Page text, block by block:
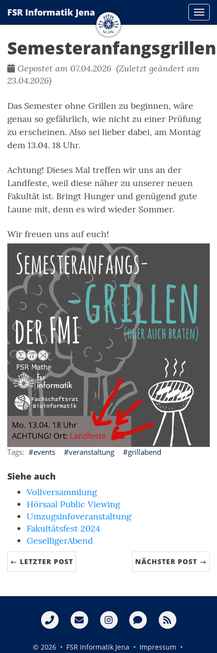
FSR Informatik Jena
Semesteranfangsgrillen
Gepostet am 07.04.2026 (Zuletzt geändert am
23.04.2026)
Das Semester ohne Grillen zu beginnen, wäre
genau so gefährlich, wie nicht zu einer Prüfung
zu erscheinen. Also sei lieber dabei, am Montag
dem 13.04. 18 Uhr.
Achtung! Dieses Mal treffen wir uns an der
Landfeste, weil diese näher zu unserer neuen
Fakultät ist. Bringt Hunger und genügend gute
Laune mit, denn es wird wieder Sommer.
Wir freuen uns auf euch!
events veranstaltung grillabend
Siehe auch
Vollversammlung
Hörsaal Public Viewing
Umzugsinfoveranstaltung
Fakultätsfest 2024
GeselligerAbend
← LETZTER POST NÄCHSTER POST →
© 2026 • FSR Informatik Jena • Impressum •